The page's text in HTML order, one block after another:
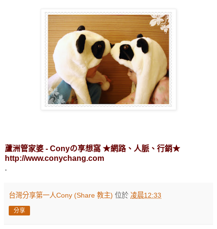
蘆洲管家婆 - Conyの享想窩 ★網路、人脈、行銷★
http://www.conychang.com
.
台灣分享第一人Cony (Share 教主) 位於 凌晨12:33
分享